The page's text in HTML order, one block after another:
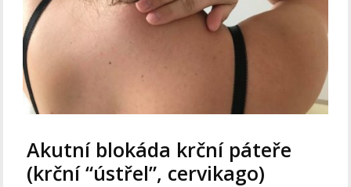
Akutní blokáda krční páteře
(krční “ústřel”, cervikago)